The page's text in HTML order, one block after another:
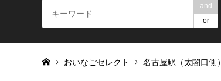
and
or
おいなごセレクト 名古屋駅（太閤口側）